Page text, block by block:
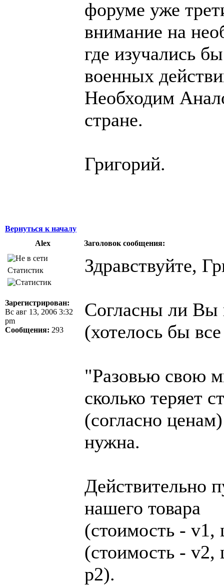
форуме уже
внимание на
где изучались
военных
Необходим
стране.
Григорий.
Вернуться к началу
Alex
Заголовок сообщения:
Статистик
Зарегистрирован:
Вс авг 13, 2006 3:32
pm
Сообщения: 293
Здравствуйте,
Согласны ли Вы
(хотелось бы
"Разовью свою
сколько теряет
(согласно
нужна.
Действительно
нашего товара
(стоимость -
(стоимость - v2,
p2).